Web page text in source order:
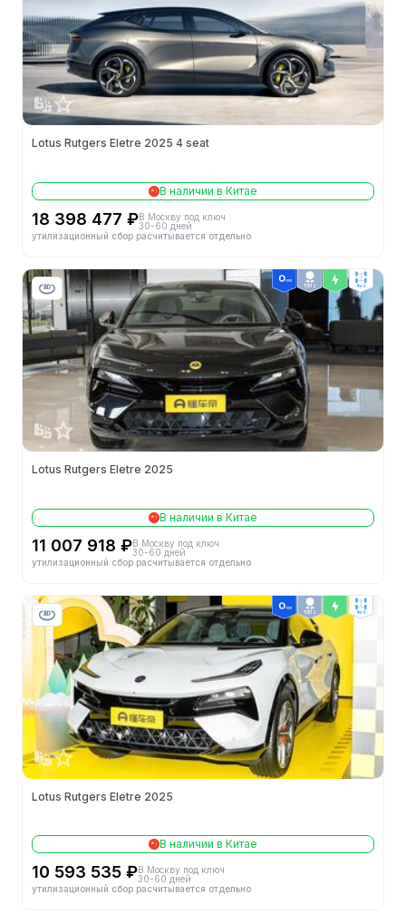
Lotus Rutgers Eletre 2025 4 seat
В наличии в Китае
18 398 477 ₽В Москву под ключ
30-60 дней
утилизационный сбор расчитывается отдельно
ТОП 2 4wd
Lotus Rutgers Eletre 2025
В наличии в Китае
11 007 918 ₽В Москву под ключ
30-60 дней
утилизационный сбор расчитывается отдельно
ТОП 2 4wd
Lotus Rutgers Eletre 2025
В наличии в Китае
10 593 535 ₽В Москву под ключ
30-60 дней
утилизационный сбор расчитывается отдельно